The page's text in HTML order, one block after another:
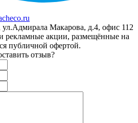
ул.Адмирала Макарова, д.4, офис 112
рекламные акции, размещённые на
публичной офертой.
отзыв?